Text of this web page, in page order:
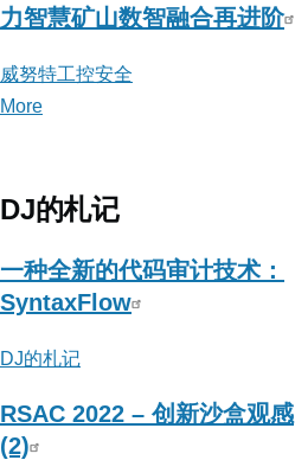
力智慧矿山数智融合再进阶
威努特工控安全
More
努
工
控
全
DJ的札记
一种全新的代码审计技术：
SyntaxFlow
DJ的札记
RSAC 2022 – 创新沙盒观感
(2)